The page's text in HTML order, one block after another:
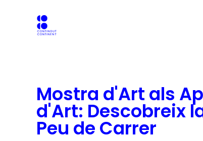
Mostra d'Art als
d'Art: Descobreix
Peu de Carrer